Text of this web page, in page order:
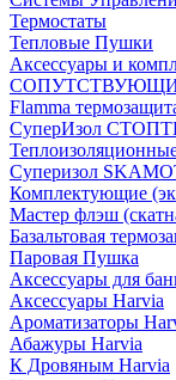
Термостаты
Тепловые Пушки
Аксессуары и
Flamma
СуперИзол
Суперизол
Комплектующие
Мастер флэш
Базальтовая
Паровая Пушка
Аксессуары для
Аксессуары Harvia
Ароматизаторы
Абажуры Harvia
К Дровяным Harvia